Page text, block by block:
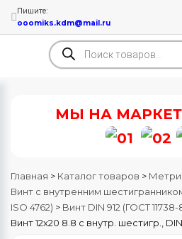
Пишите:
ooomiks.kdm@mail.ru
Поиск
товаров
МЫ НА
Главная > Каталог товаров >
Винт с внутренним шестигранником
ISO 4762) > Bинт DIN 912 (ГОСТ
Винт 12х20 8.8 с внутр. шестигр.,